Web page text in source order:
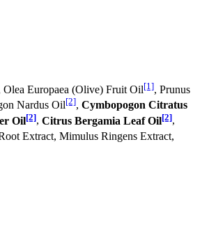
Olea Europaea (Olive) Fruit Oil[1], Prunus
Nardus Oil[2], Cymbopogon Citratus
Oil[2], Citrus Bergamia Leaf Oil[2],
Extract, Mimulus Ringens Extract,